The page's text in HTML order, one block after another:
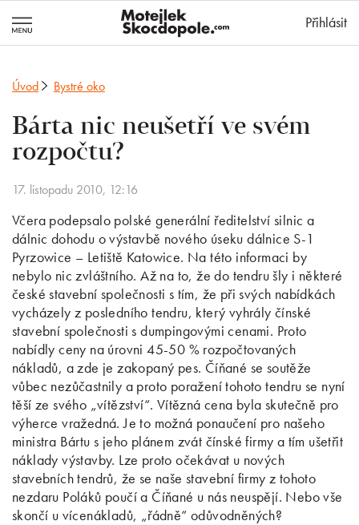
Přihlásit
Úvod Bystré oko
Bárta nic neušetří ve svém
rozpočtu?
17. listopadu 2010, 12:16
Včera podepsalo polské generální ředitelství silnic a
dálnic dohodu o výstavbě nového úseku dálnice S-1
Pyrzowice – Letiště Katowice. Na této informaci by
nebylo nic zvláštního. Až na to, že do tendru šly i některé
české stavební společnosti s tím, že při svých nabídkách
vycházely z posledního tendru, který vyhrály čínské
stavební společnosti s dumpingovými cenami. Proto
nabídly ceny na úrovni 45-50 % rozpočtovaných
nákladů, a zde je zakopaný pes. Číňané se soutěže
vůbec nezůčastnily a proto poražení tohoto tendru se nyní
těší ze svého „vítězství“. Vítězná cena byla skutečně pro
výherce vražedná. Je to možná ponaučení pro našeho
ministra Bártu s jeho plánem zvát čínské firmy a tím ušetřit
náklady výstavby. Lze proto očekávat u nových
stavebních tendrů, že se naše stavební firmy z tohoto
nezdaru Poláků poučí a Číňané u nás neuspějí. Nebo vše
skončí u vícenákladů, „řádně“ odůvodněných?